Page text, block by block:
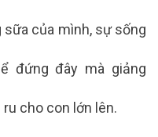
của mình, sự sống
đứng đây mà giảng
ru cho con lớn lên.